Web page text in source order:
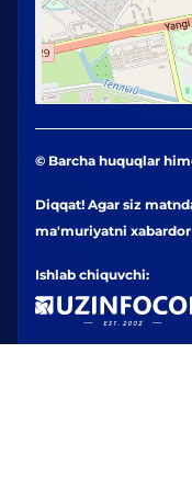
© Barcha huquqlar
Diqqat! Agar siz
ma'muriyatni
Ishlab chiquvchi: